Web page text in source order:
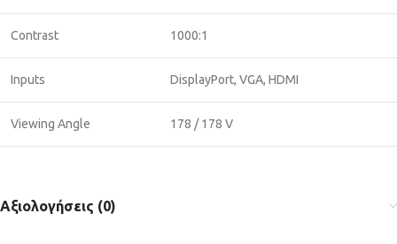
Contrast 1000:1
Inputs DisplayPort, VGA, HDMI
Viewing Angle 178 / 178 V
Αξιολογήσεις (0)